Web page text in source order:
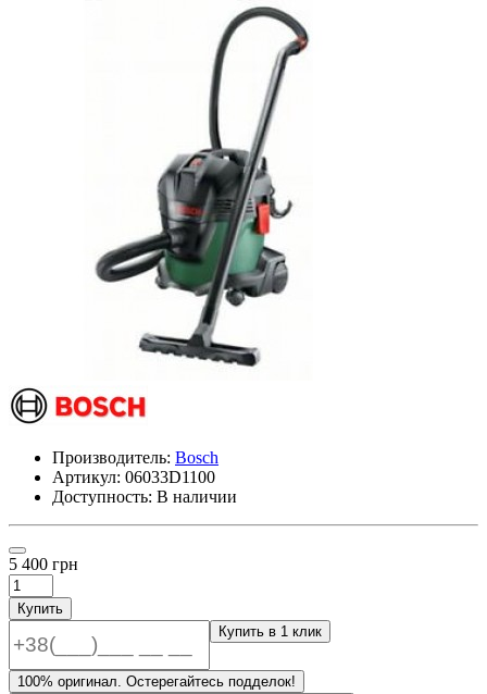
Производитель: Bosch
Артикул: 06033D1100
Доступность: В наличии
5 400 грн
Купить
Купить в 1 клик
100% оригинал. Остерегайтесь подделок!